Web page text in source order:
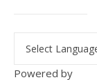
Powered by